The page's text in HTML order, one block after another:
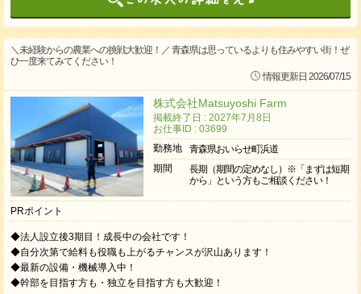
＼未経験からの農業への挑戦大歓迎！／ 青森県は思っているよりも住みやすい街！ぜ
ひ一度来てみてください！
情報更新日 2026/07/15
株式会社Matsuyoshi Farm
掲載終了日 : 2027年7月8日
お仕事ID : 03699
勤務地
青森県おいらせ町浜道
期間
長期（期間の定めなし）※「まずは短期
から」という方もご相談ください！
PRポイント
◆法人設立後3期目！成長中の会社です！
◆自分次第で給料も役職も上がるチャンスが沢山あります！
◆最新の設備・機械導入中！
◆幹部を目指す方も・独立を目指す方も大歓迎！